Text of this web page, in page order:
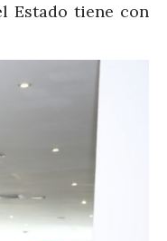
Estado tiene con